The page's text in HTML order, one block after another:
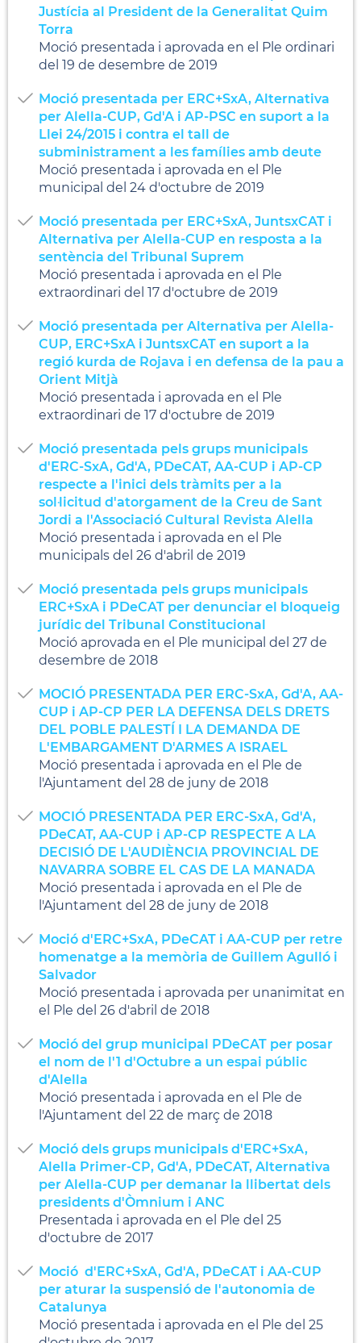
Justícia al President de la Generalitat Quim
Torra
Moció presentada i aprovada en el Ple ordinari
del 19 de desembre de 2019
Moció presentada per ERC+SxA, Alternativa
per Alella-CUP, Gd'A i AP-PSC en suport a la
Llei 24/2015 i contra el tall de
subministrament a les famílies amb deute
Moció presentada i aprovada en el Ple
municipal del 24 d'octubre de 2019
Moció presentada per ERC+SxA, JuntsxCAT i
Alternativa per Alella-CUP en resposta a la
sentència del Tribunal Suprem
Moció presentada i aprovada en el Ple
extraordinari del 17 d'octubre de 2019
Moció presentada per Alternativa per Alella-
CUP, ERC+SxA i JuntsxCAT en suport a la
regió kurda de Rojava i en defensa de la pau a
Orient Mitjà
Moció presentada i aprovada en el Ple
extraordinari de 17 d'octubre de 2019
Moció presentada pels grups municipals
d'ERC-SxA, Gd'A, PDeCAT, AA-CUP i AP-CP
respecte a l'inici dels tràmits per a la
sol·licitud d'atorgament de la Creu de Sant
Jordi a l'Associació Cultural Revista Alella
Moció presentada i aprovada en el Ple
municipals del 26 d'abril de 2019
Moció presentada pels grups municipals
ERC+SxA i PDeCAT per denunciar el bloqueig
jurídic del Tribunal Constitucional
Moció aprovada en el Ple municipal del 27 de
desembre de 2018
MOCIÓ PRESENTADA PER ERC-SxA, Gd'A, AA-
CUP i AP-CP PER LA DEFENSA DELS DRETS
DEL POBLE PALESTÍ I LA DEMANDA DE
L'EMBARGAMENT D'ARMES A ISRAEL
Moció presentada i aprovada en el Ple de
l'Ajuntament del 28 de juny de 2018
MOCIÓ PRESENTADA PER ERC-SxA, Gd'A,
PDeCAT, AA-CUP i AP-CP RESPECTE A LA
DECISIÓ DE L'AUDIÈNCIA PROVINCIAL DE
NAVARRA SOBRE EL CAS DE LA MANADA
Moció presentada i aprovada en el Ple de
l'Ajuntament del 28 de juny de 2018
Moció d'ERC+SxA, PDeCAT i AA-CUP per retre
homenatge a la memòria de Guillem Agulló i
Salvador
Moció presentada i aprovada per unanimitat en
el Ple del 26 d'abril de 2018
Moció del grup municipal PDeCAT per posar
el nom de l'1 d'Octubre a un espai públic
d'Alella
Moció presentada i aprovada en el Ple de
l'Ajuntament del 22 de març de 2018
Moció dels grups municipals d'ERC+SxA,
Alella Primer-CP, Gd'A, PDeCAT, Alternativa
per Alella-CUP per demanar la llibertat dels
presidents d'Òmnium i ANC
Presentada i aprovada en el Ple del 25
d'octubre de 2017
Moció d'ERC+SxA, Gd'A, PDeCAT i AA-CUP
per aturar la suspensió de l'autonomia de
Catalunya
Moció presentada i aprovada en el Ple del 25